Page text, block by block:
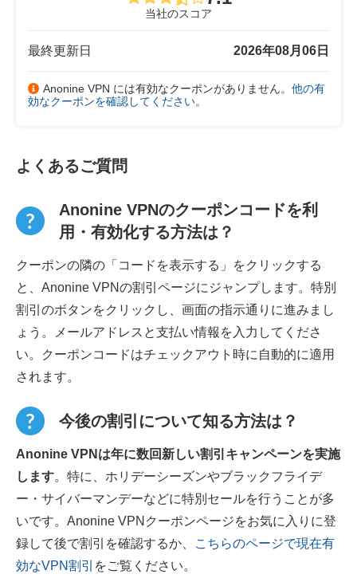
当社のスコア
最終更新日 2026年08月06日
Anonine VPN には有効なクーポンがありません。 他の有
効なクーポンを確認してください。
よくあるご質問
Anonine VPNのクーポンコードを利
用・有効化する方法は？
クーポンの隣の「コードを表示する」をクリックする
と、Anonine VPNの割引ページにジャンプします。特別
割引のボタンをクリックし、画面の指示通りに進みまし
ょう。メールアドレスと支払い情報を入力してくださ
い。クーポンコードはチェックアウト時に自動的に適用
されます。
今後の割引について知る方法は？
Anonine VPNは年に数回新しい割引キャンペーンを実施
します。特に、ホリデーシーズンやブラックフライデ
ー・サイバーマンデーなどに特別セールを行うことが多
いです。Anonine VPNクーポンページをお気に入りに登
録して後で割引を確認するか、
こちらのページで現在有
効なVPN割引 をご覧ください。